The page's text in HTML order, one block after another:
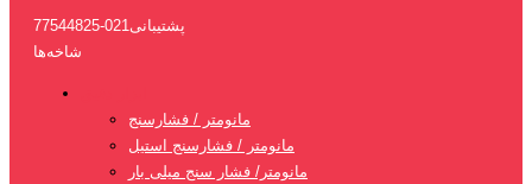
پشتیبانی021-77544825
شاخه‌ها
مانومتر / فشارسنج
مانومتر / فشارسنج استیل
مانومتر/ فشار سنج میلی بار